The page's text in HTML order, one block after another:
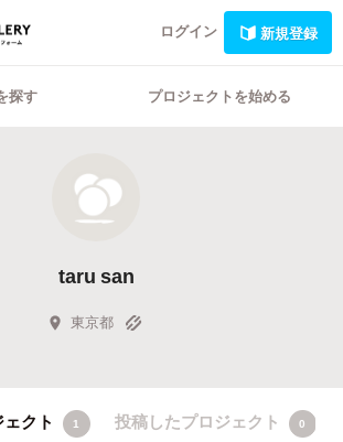
ログイン 新規登録
探す プロジェクトを始める
taru san
東京都
クト 1 投稿したプロジェクト 0